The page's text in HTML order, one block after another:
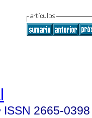
ISSN 2665-0398